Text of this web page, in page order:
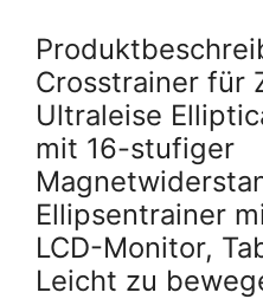
Crosstrainer für
Ultraleise
mit 16-stufiger
Ellipsentrainer
LCD-Monitor,
Leicht zu